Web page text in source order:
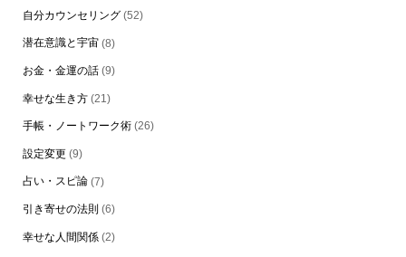
自分カウンセリング(52)
潜在意識と宇宙(8)
お金・金運の話(9)
幸せな生き方(21)
手帳・ノートワーク術(26)
設定変更(9)
占い・スピ論(7)
引き寄せの法則 (6)
幸せな人間関係(2)